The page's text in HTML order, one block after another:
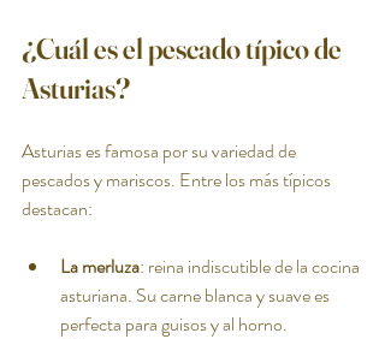
¿Cuál es el pescado típico de
Asturias?
Asturias es famosa por su variedad de
pescados y mariscos. Entre los más típicos
destacan:
La merluza: reina indiscutible de la cocina
asturiana. Su carne blanca y suave es
perfecta para guisos y al horno.